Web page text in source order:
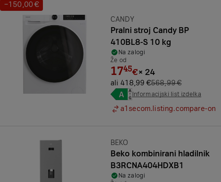
Prihranek:
−150,00 €
Znamka:
CANDY
Pralni stroj Candy BP
410BL8-S 10 kg
Na zalogi
Že od
1745€× 24
ali 418,99 €568,99 €
Informacijski list izdelka
a1secom.listing.compare-on
Znamka:
BEKO
Beko kombinirani hladilnik
B3RCNA404HDXB1
Na zalogi